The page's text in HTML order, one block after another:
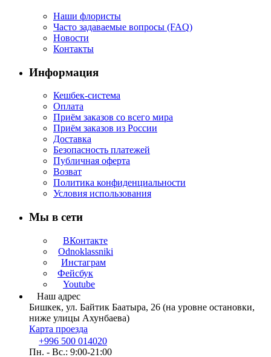
Наши флористы
Часто задаваемые вопросы (FAQ)
Новости
Контакты
Информация
Кешбек-система
Оплата
Приём заказов со всего мира
Приём заказов из России
Доставка
Безопасность платежей
Публичная оферта
Возват
Политика конфиденциальности
Условия использования
Мы в сети
ВКонтакте
Odnoklassniki
Инстаграм
Фейсбук
Youtube
Наш адрес
Бишкек, ул. Байтик Баатыра, 26 (на уровне остановки,
ниже улицы Ахунбаева)
Карта проезда
+996 500 014020
Пн. - Вс.: 9:00-21:00